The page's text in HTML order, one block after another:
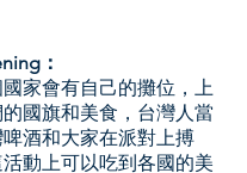
：
家會有自己的攤位，上
國旗和美食，台灣人當
酒和大家在派對上搏
動上可以吃到各國的美